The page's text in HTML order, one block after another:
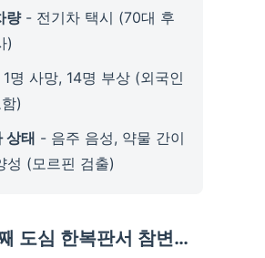
량- 전기차 택시 (70대 후
)
명 사망, 14명 부상 (외국인
)
상태 - 음주 음성, 약물 간이
성 (모르핀 검출)
도심 한복판서 참변…